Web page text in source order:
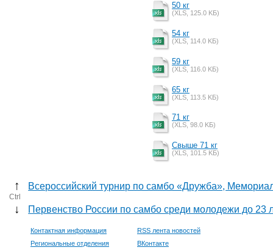
50 кг
(XLS, 125.0 KБ)
54 кг
(XLS, 114.0 KБ)
59 кг
(XLS, 116.0 KБ)
65 кг
(XLS, 113.5 KБ)
71 кг
(XLS, 98.0 KБ)
Cвыше 71 кг
(XLS, 101.5 KБ)
↑ Всероссийский турнир по самбо «Дружба»,
Ctrl
↓ Первенство России по самбо среди молодежи до 23
Контактная информация
Региональные отделения
RSS лента новостей
ВКонтакте